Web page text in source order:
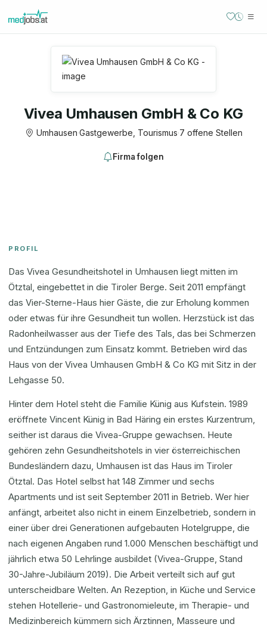
Vivea Umhausen GmbH & Co KG
Umhausen·Gastgewerbe, Tourismus·7 offene Stellen
Firma folgen
PROFIL
Das Vivea Gesundheitshotel in Umhausen liegt mitten im
Ötztal, eingebettet in die Tiroler Berge. Seit 2011 empfängt
das Vier-Sterne-Haus hier Gäste, die zur Erholung kommen
oder etwas für ihre Gesundheit tun wollen. Herzstück ist das
Radonheilwasser aus der Tiefe des Tals, das bei Schmerzen
und Entzündungen zum Einsatz kommt. Betrieben wird das
Haus von der Vivea Umhausen GmbH & Co KG mit Sitz in der
Lehgasse 50.
Hinter dem Hotel steht die Familie Künig aus Kufstein. 1989
eröffnete Vincent Künig in Bad Häring ein erstes Kurzentrum,
seither ist daraus die Vivea-Gruppe gewachsen. Heute
gehören zehn Gesundheitshotels in vier österreichischen
Bundesländern dazu, Umhausen ist das Haus im Tiroler
Ötztal. Das Hotel selbst hat 148 Zimmer und sechs
Apartments und ist seit September 2011 in Betrieb. Wer hier
anfängt, arbeitet also nicht in einem Einzelbetrieb, sondern in
einer über drei Generationen aufgebauten Hotelgruppe, die
nach eigenen Angaben rund 1.000 Menschen beschäftigt und
jährlich etwa 50 Lehrlinge ausbildet (Vivea-Gruppe, Stand
30-Jahre-Jubiläum 2019). Die Arbeit verteilt sich auf gut
unterscheidbare Welten. An Rezeption, in Küche und Service
stehen Hotellerie- und Gastronomieleute, im Therapie- und
Medizinbereich kümmern sich Ärztinnen, Masseure und